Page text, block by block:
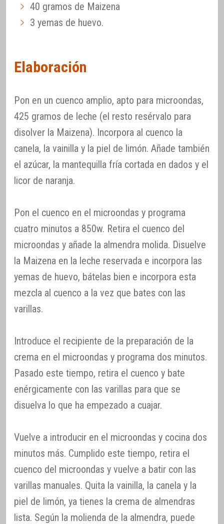
40 gramos de Maizena
3 yemas de huevo.
Elaboración
Pon en un cuenco amplio, apto para microondas,
425 gramos de leche (el resto resérvalo para
disolver la Maizena). Incorpora al cuenco la
canela, la vainilla y la piel de limón. Añade también
el azúcar, la mantequilla fría cortada en dados y el
licor de naranja.
Pon el cuenco en el microondas y programa
cuatro minutos a 850w. Retira el cuenco del
microondas y añade la almendra molida. Disuelve
la Maizena en la leche reservada e incorpora las
yemas de huevo, bátelas bien e incorpora esta
mezcla al cuenco a la vez que bates con las
varillas.
Introduce el recipiente de la preparación de la
crema en el microondas y programa dos minutos.
Pasado este tiempo, retira el cuenco y bate
enérgicamente con las varillas para que se
disuelva lo que ha empezado a cuajar.
Vuelve a introducir en el microondas y cocina dos
minutos más. Cumplido este tiempo, retira el
cuenco del microondas y vuelve a batir con las
varillas manuales. Quita la vainilla, la canela y la
piel de limón, ya tienes la crema de almendras
lista. Según la molienda de la almendra, puede